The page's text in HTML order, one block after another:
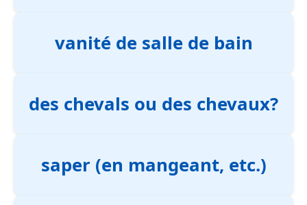
vanité de salle de bain
des chevals ou des chevaux?
saper (en mangeant, etc.)